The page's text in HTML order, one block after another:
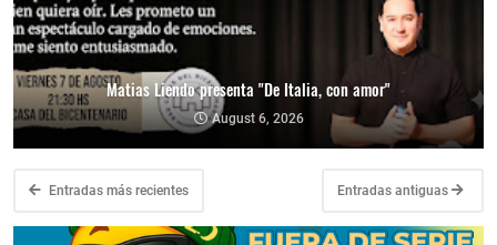
Matias Liendo presenta "De Italia, con amor"
August 6, 2026
Entradas más recientes Entradas antiguas